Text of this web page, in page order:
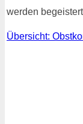
werden
Übersicht: